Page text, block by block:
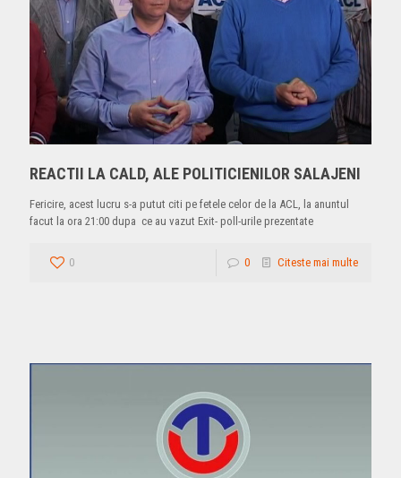
REACTII LA CALD, ALE POLITICIENILOR SALAJENI
Fericire, acest lucru s-a putut citi pe fetele celor de la ACL, la anuntul
facut la ora 21:00 dupa ce au vazut Exit- poll-urile prezentate
0 0 Citeste mai multe